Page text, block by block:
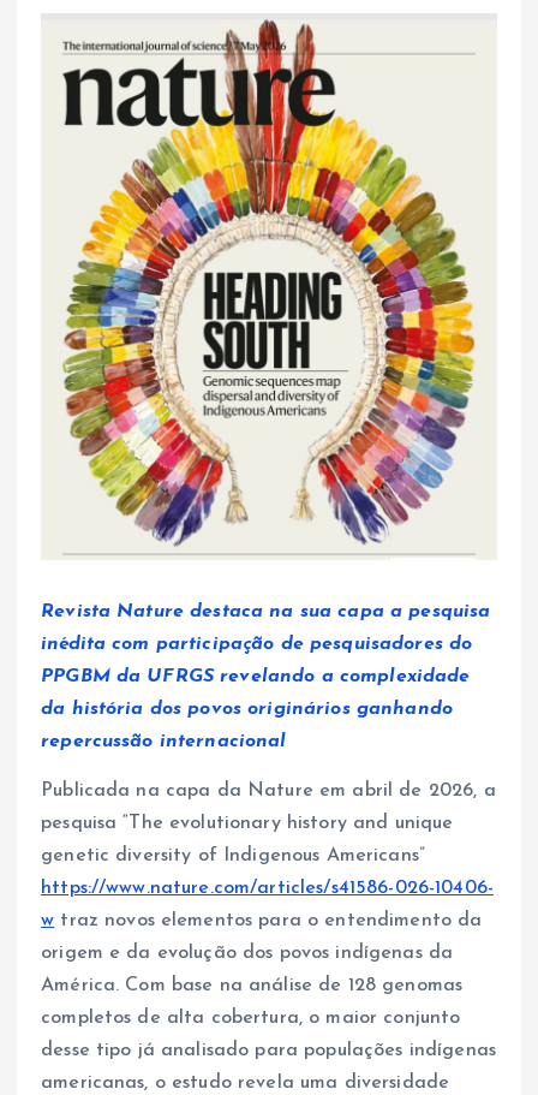
Revista Nature destaca na sua capa a pesquisa
inédita com participação de pesquisadores do
PPGBM da UFRGS revelando a complexidade
da história dos povos originários ganhando
repercussão internacional
Publicada na capa da Nature em abril de 2026, a
pesquisa “The evolutionary history and unique
genetic diversity of Indigenous Americans”
https://www.nature.com/articles/s41586-026-10406-
w traz novos elementos para o entendimento da
origem e da evolução dos povos indígenas da
América. Com base na análise de 128 genomas
completos de alta cobertura, o maior conjunto
desse tipo já analisado para populações indígenas
americanas, o estudo revela uma diversidade